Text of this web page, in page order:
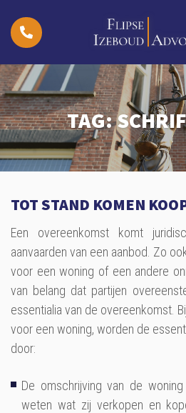
TAG:
TOT STAND KOMEN
Een overeenkomst komt
aanvaarden van een aanbod. Zo
voor een woning of een andere
van belang dat partijen
essentialia van de overeenkomst.
voor een woning, worden de
door:
De omschrijving van de
weten wat zij verkopen en